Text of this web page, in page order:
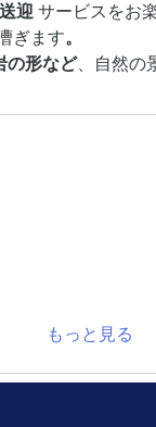
迎 サービスをお
ぎます。
の形など、自然の
もっと見る